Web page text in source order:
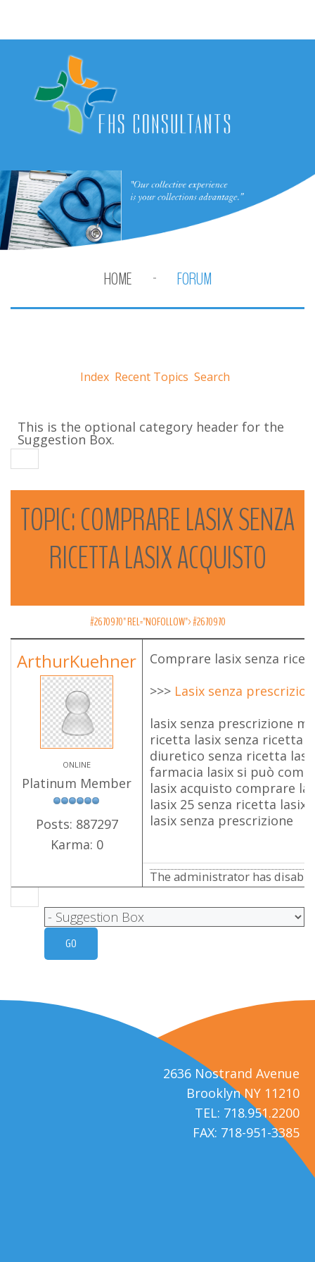
HOME FORUM
Index Recent Topics Search
This is the optional category header for the
Suggestion Box.
TOPIC:COMPRARELASIXSENZA
RICETTALASIXACQUISTO
#2670970" REL="NOFOLLOW">#2670970
ArthurKuehner
ONLINE
Platinum Member
Posts: 887297
Karma: 0
Comprare lasix senza
>>> Lasix senza
lasix senza prescrizione
ricetta lasix senza ricetta
diuretico senza ricetta
farmacia lasix si può
lasix acquisto comprare
lasix 25 senza ricetta lasix
lasix senza prescrizione
The administrator has
2636 Nostrand Avenue
Brooklyn NY 11210
TEL: 718.951.2200
FAX: 718-951-3385